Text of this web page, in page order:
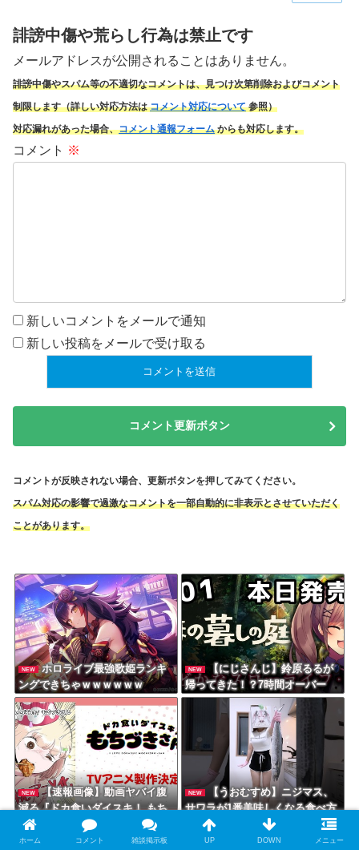
誹謗中傷や荒らし行為は禁止です
メールアドレスが公開されることはありません。
誹謗中傷やスパム等の不適切なコメントは、見つけ次第削除およびコメント
制限します（詳しい対応方法はコメント対応について参照）
対応漏れがあった場合、コメント通報フォームからも対応します。
コメント ※
新しいコメントをメールで通知
新しい投稿をメールで受け取る
コメント更新ボタン
コメントが反映されない場合、更新ボタンを押してみてください。
スパム対応の影響で過激なコメントを一部自動的に非表示とさせていただく
ことがあります。
NEW
ホロライブ最強歌姫ランキ
ングできちゃｗｗｗｗｗｗ
NEW
【にじさんじ】鈴原るるが
帰ってきた！？7時間オーバー
「ほの暮しの庭」で繰り広げら
れるスローライフ
NEW
【速報画像】動画ヤバイ腹
減る『ドカ食いダイスキ！ もち
づきさん』待望のTVアニメ化決
定！SNS大反響の衝撃作がつい
NEW
【うおむすめ】ニジマス、
サワラが1番美味しくなる食べ方
を公開『西京焼きめっっっちゃ
美味いよね！』『赤味噌なんで
ホーム コメント 雑談掲示板 UP DOWN メニュー